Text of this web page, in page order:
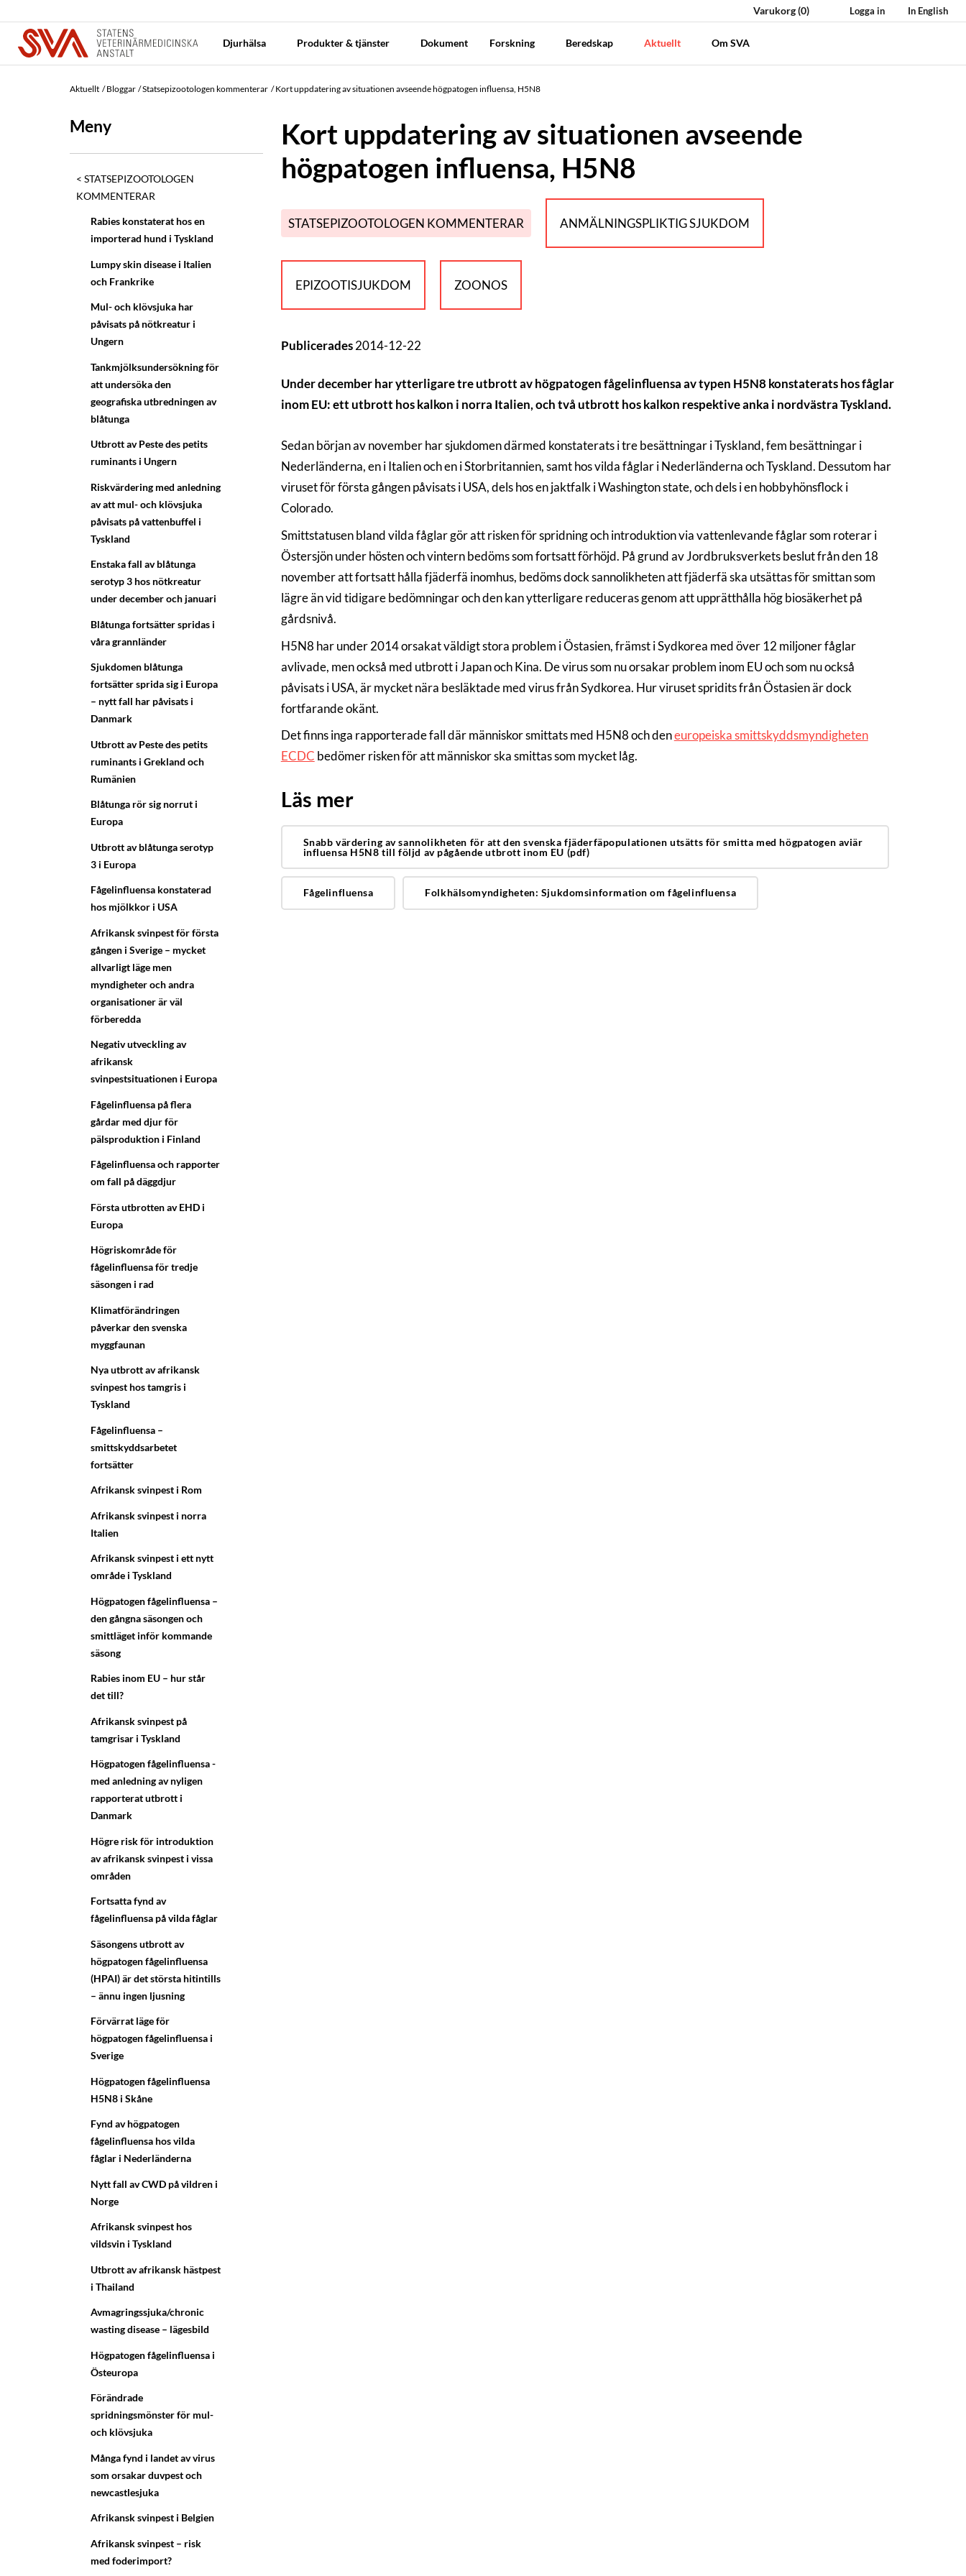
Varukorg(0) Logga in In English
Djurhälsa Produkter & tjänster Dokument Forskning Beredskap Aktuellt Om SVA
Aktuellt Bloggar Statsepizootologen kommenterar Kort uppdatering av situationen avseende högpatogen influensa, H5N8
Meny
STATSEPIZOOTOLOGEN
KOMMENTERAR
Rabies konstaterat hos en
importerad hund i Tyskland
Lumpy skin disease i Italien
och Frankrike
Mul- och klövsjuka har
påvisats på nötkreatur i
Ungern
Tankmjölksundersökning för
att undersöka den
geografiska utbredningen av
blåtunga
Utbrott av Peste des petits
ruminants i Ungern
Riskvärdering med anledning
av att mul- och klövsjuka
påvisats på vattenbuffel i
Tyskland
Enstaka fall av blåtunga
serotyp 3 hos nötkreatur
under december och januari
Blåtunga fortsätter spridas i
våra grannländer
Sjukdomen blåtunga
fortsätter sprida sig i Europa
– nytt fall har påvisats i
Danmark
Utbrott av Peste des petits
ruminants i Grekland och
Rumänien
Blåtunga rör sig norrut i
Europa
Utbrott av blåtunga serotyp
3 i Europa
Fågelinfluensa konstaterad
hos mjölkkor i USA
Afrikansk svinpest för första
gången i Sverige – mycket
allvarligt läge men
myndigheter och andra
organisationer är väl
förberedda
Negativ utveckling av
afrikansk
svinpestsituationen i Europa
Fågelinfluensa på flera
gårdar med djur för
pälsproduktion i Finland
Fågelinfluensa och rapporter
om fall på däggdjur
Första utbrotten av EHD i
Europa
Högriskområde för
fågelinfluensa för tredje
säsongen i rad
Klimatförändringen
påverkar den svenska
myggfaunan
Nya utbrott av afrikansk
svinpest hos tamgris i
Tyskland
Fågelinfluensa –
smittskyddsarbetet
fortsätter
Afrikansk svinpest i Rom
Afrikansk svinpest i norra
Italien
Afrikansk svinpest i ett nytt
område i Tyskland
Högpatogen fågelinfluensa –
den gångna säsongen och
smittläget inför kommande
säsong
Rabies inom EU – hur står
det till?
Afrikansk svinpest på
tamgrisar i Tyskland
Högpatogen fågelinfluensa -
med anledning av nyligen
rapporterat utbrott i
Danmark
Högre risk för introduktion
av afrikansk svinpest i vissa
områden
Fortsatta fynd av
fågelinfluensa på vilda fåglar
Säsongens utbrott av
högpatogen fågelinfluensa
(HPAI) är det största hitintills
– ännu ingen ljusning
Förvärrat läge för
högpatogen fågelinfluensa i
Sverige
Högpatogen fågelinfluensa
H5N8 i Skåne
Fynd av högpatogen
fågelinfluensa hos vilda
fåglar i Nederländerna
Nytt fall av CWD på vildren i
Norge
Afrikansk svinpest hos
vildsvin i Tyskland
Utbrott av afrikansk hästpest
i Thailand
Avmagringssjuka/chronic
wasting disease – lägesbild
Högpatogen fågelinfluensa i
Östeuropa
Förändrade
spridningsmönster för mul-
och klövsjuka
Många fynd i landet av virus
som orsakar duvpest och
newcastlesjuka
Afrikansk svinpest i Belgien
Afrikansk svinpest – risk
med foderimport?
Kort uppdatering av situationen avseende
högpatogen influensa, H5N8
STATSEPIZOOTOLOGEN KOMMENTERAR ANMÄLNINGSPLIKTIG SJUKDOM
EPIZOOTISJUKDOM ZOONOS
Publicerades2014-12-22
Under december har ytterligare tre utbrott av högpatogen fågelinfluensa av typen H5N8 konstaterats hos fåglar
inom EU: ett utbrott hos kalkon i norra Italien, och två utbrott hos kalkon respektive anka i nordvästra Tyskland.
Sedan början av november har sjukdomen därmed konstaterats i tre besättningar i Tyskland, fem besättningar i
Nederländerna, en i Italien och en i Storbritannien, samt hos vilda fåglar i Nederländerna och Tyskland. Dessutom har
viruset för första gången påvisats i USA, dels hos en jaktfalk i Washington state, och dels i en hobbyhönsflock i
Colorado.
Smittstatusen bland vilda fåglar gör att risken för spridning och introduktion via vattenlevande fåglar som roterar i
Östersjön under hösten och vintern bedöms som fortsatt förhöjd. På grund av Jordbruksverkets beslut från den 18
november att fortsatt hålla fjäderfä inomhus, bedöms dock sannolikheten att fjäderfä ska utsättas för smittan som
lägre än vid tidigare bedömningar och den kan ytterligare reduceras genom att upprätthålla hög biosäkerhet på
gårdsnivå.
H5N8 har under 2014 orsakat väldigt stora problem i Östasien, främst i Sydkorea med över 12 miljoner fåglar
avlivade, men också med utbrott i Japan och Kina. De virus som nu orsakar problem inom EU och som nu också
påvisats i USA, är mycket nära besläktade med virus från Sydkorea. Hur viruset spridits från Östasien är dock
fortfarande okänt.
Det finns inga rapporterade fall där människor smittats med H5N8 och deneuropeiska smittskyddsmyndigheten
ECDC bedömer risken för att människor ska smittas som mycket låg.
Läs mer
Snabb värdering av sannolikheten för att den svenska fjäderfäpopulationen utsätts för smitta med högpatogen aviär
influensa H5N8 till följd av pågående utbrott inom EU (pdf)
Fågelinfluensa Folkhälsomyndigheten: Sjukdomsinformation om fågelinfluensa